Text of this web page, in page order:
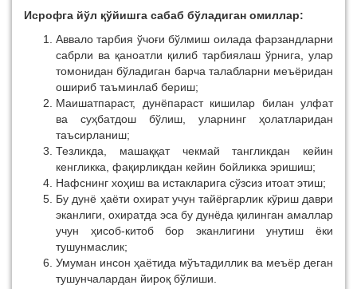
Исрофга йўл қўйишга сабаб бўладиган омиллар:
Аввало тарбия ўчоғи бўлмиш оилада фарзандларни
сабрли ва қаноатли қилиб тарбиялаш ўрнига, улар
томонидан бўладиган барча талабларни меъёридан
ошириб таъминлаб бериш;
Маишатпараст, дунёпараст кишилар билан улфат
ва суҳбатдош бўлиш, уларнинг ҳолатларидан
таъсирланиш;
Тезликда, машаққат чекмай тангликдан кейин
кенгликка, фақирликдан кейин бойликка эришиш;
Нафснинг хоҳиш ва истакларига сўзсиз итоат этиш;
Бу дунё ҳаёти охират учун тайёргарлик кўриш даври
эканлиги, охиратда эса бу дунёда қилинган амаллар
учун ҳисоб-китоб бор эканлигини унутиш ёки
тушунмаслик;
Умуман инсон ҳаётида мўътадиллик ва меъёр деган
тушунчалардан йироқ бўлиши.